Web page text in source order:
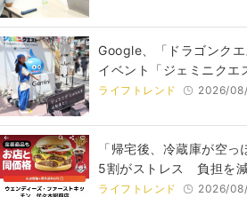
Google、「ドラゴンク
イベント「ジェミニクエ
ライフトレンド 2026/
「帰宅後、冷蔵庫が空
5割がストレス 負担を
ライフトレンド 2026/